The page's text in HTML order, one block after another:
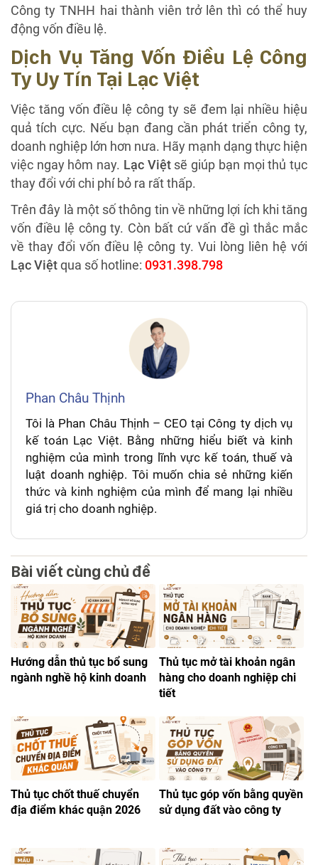
Công ty TNHH hai thành viên trở lên thì có thể huy
động vốn điều lệ.
Dịch Vụ Tăng Vốn Điều Lệ Công
Ty Uy Tín Tại Lạc Việt
Việc tăng vốn điều lệ công ty sẽ đem lại nhiều hiệu
quả tích cực. Nếu bạn đang cần phát triển công ty,
doanh nghiệp lớn hơn nưa. Hãy mạnh dạng thực hiện
việc ngay hôm nay. Lạc Việtsẽ giúp bạn mọi thủ tục
thay đổi với chi phí bỏ ra rất thấp.
Trên đây là một số thông tin về những lợi ích khi tăng
vốn điều lệ công ty. Còn bất cứ vấn đề gì thắc mắc
về thay đổi vốn điều lệ công ty. Vui lòng liên hệ với
Lạc Việtqua số hotline: 0931.398.798
Phan Châu Thịnh
Tôi là Phan Châu Thịnh – CEO tại Công ty dịch vụ
kế toán Lạc Việt. Bằng những hiểu biết và kinh
nghiệm của mình trong lĩnh vực kế toán, thuế và
luật doanh nghiệp. Tôi muốn chia sẻ những kiến
thức và kinh nghiệm của mình để mang lại nhiều
giá trị cho doanh nghiệp.
Bài viết cùng chủ đề
Hướng dẫn thủ tục bổ sung
ngành nghề hộ kinh doanh
Thủ tục mở tài khoản ngân
hàng cho doanh nghiệp chi
tiết
Thủ tục chốt thuế chuyển
địa điểm khác quận 2026
Thủ tục góp vốn bằng quyền
sử dụng đất vào công ty